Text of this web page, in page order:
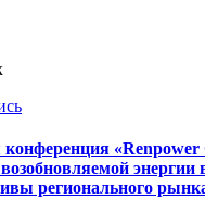
«Renpower
энергии
регионального